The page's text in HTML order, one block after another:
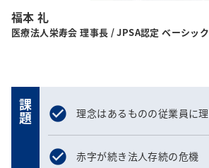
福本 礼
医療法人栄寿会 理事長 / JPSA認定 ベーシッ
課題 理念はあるものの従業員に
赤字が続き法人存続の危機